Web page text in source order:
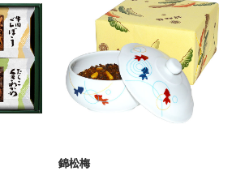
錦松梅